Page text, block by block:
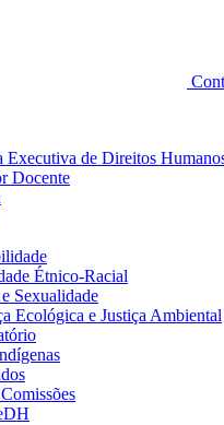
Executiva de Direitos
Docente
Étnico-Racial
Sexualidade
Ecológica e Justiça Ambiental